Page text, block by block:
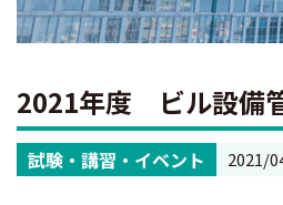
2021年度 ビル設備
試験・講習・イベント 2021/